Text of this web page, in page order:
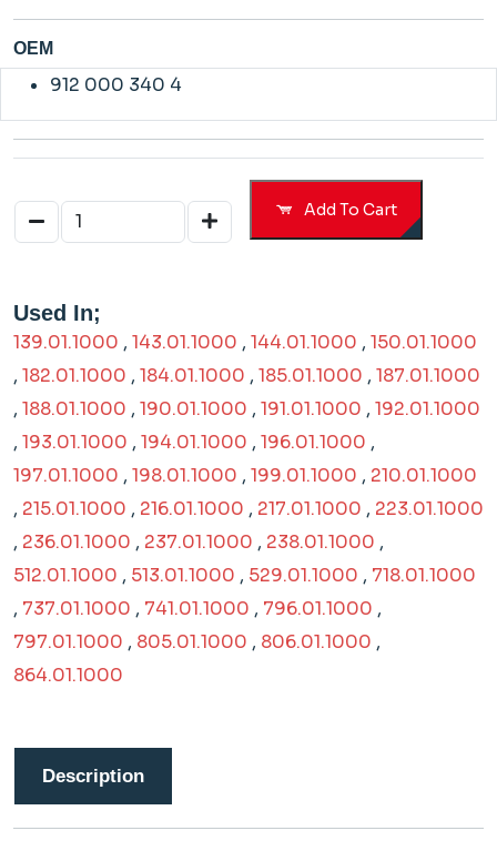
OEM
912 000 340 4
Add To Cart
Used In;
139.01.1000 , 143.01.1000 , 144.01.1000 , 150.01.1000
, 182.01.1000 , 184.01.1000 , 185.01.1000 , 187.01.1000
, 188.01.1000 , 190.01.1000 , 191.01.1000 , 192.01.1000
, 193.01.1000 , 194.01.1000 , 196.01.1000 ,
197.01.1000 , 198.01.1000 , 199.01.1000 , 210.01.1000
, 215.01.1000 , 216.01.1000 , 217.01.1000 , 223.01.1000
, 236.01.1000 , 237.01.1000 , 238.01.1000 ,
512.01.1000 , 513.01.1000 , 529.01.1000 , 718.01.1000
, 737.01.1000 , 741.01.1000 , 796.01.1000 ,
797.01.1000 , 805.01.1000 , 806.01.1000 ,
864.01.1000
Description